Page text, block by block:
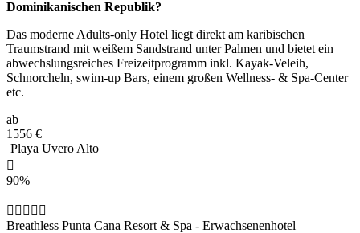
Dominikanischen Republik?
Das moderne Adults-only Hotel liegt direkt am karibischen
Traumstrand mit weißem Sandstrand unter Palmen und bietet ein
abwechslungsreiches Freizeitprogramm inkl. Kayak-Veleih,
Schnorcheln, swim-up Bars, einem großen Wellness- & Spa-Center
etc.
ab
1556 €
Playa Uvero Alto
90%
Breathless Punta Cana Resort & Spa - Erwachsenenhotel